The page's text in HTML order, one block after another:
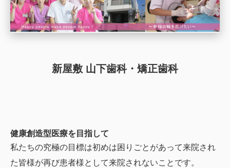
新屋敷 山下歯科・矯正歯科
健康創造型医療を目指して
私たちの究極の目標は初めは困りごとがあって来院され
た皆様が再び患者様として来院されないことです。